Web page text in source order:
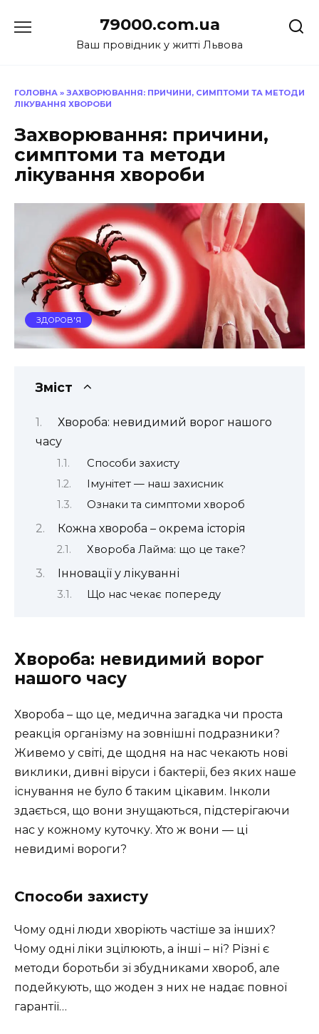
до
79000.com.ua
Ваш провідник у житті Львова
ГОЛОВНА » ЗАХВОРЮВАННЯ: ПРИЧИНИ, СИМПТОМИ ТА МЕТОДИ
ЛІКУВАННЯ ХВОРОБИ
Захворювання: причини,
симптоми та методи
лікування хвороби
ЗДОРОВ'Я
Зміст
Хвороба: невидимий ворог нашого
часу
Способи захисту
Імунітет — наш захисник
Ознаки та симптоми хвороб
Кожна хвороба – окрема історія
Хвороба Лайма: що це таке?
Інновації у лікуванні
Що нас чекає попереду
Хвороба: невидимий ворог
нашого часу
Хвороба – що це, медична загадка чи проста
реакція організму на зовнішні подразники?
Живемо у світі, де щодня на нас чекають нові
виклики, дивні віруси і бактерії, без яких наше
існування не було б таким цікавим. Інколи
здається, що вони знущаються, підстерігаючи
нас у кожному куточку. Хто ж вони — ці
невидимі вороги?
Способи захисту
Чому одні люди хворіють частіше за інших?
Чому одні ліки зцілюють, а інші – ні? Різні є
методи боротьби зі збудниками хвороб, але
подейкують, що жоден з них не надає повної
гарантії…